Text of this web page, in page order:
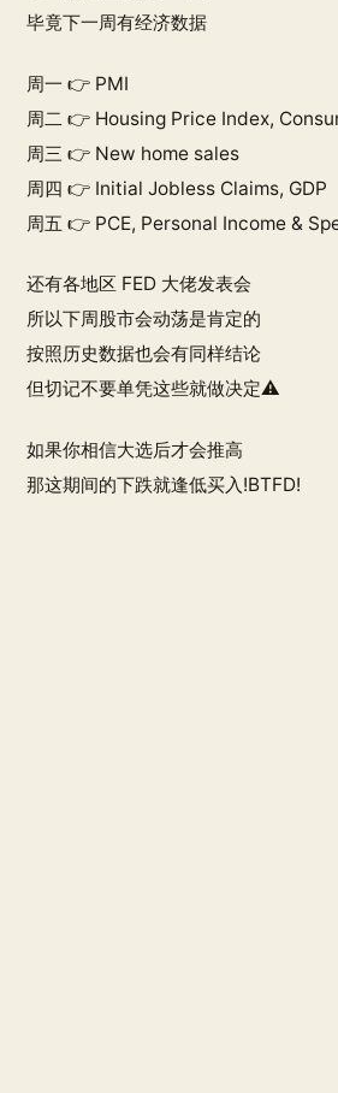
毕竟下一周有经济数据
周一 👉 PMI
周二 👉 Housing Price Index,
周三 👉 New home sales
周四 👉 Initial Jobless Claims, GDP
周五 👉 PCE, Personal Income &
还有各地区 FED 大佬发表会
所以下周股市会动荡是肯定的
按照历史数据也会有同样结论
但切记不要单凭这些就做决定⚠️
如果你相信大选后才会推高
那这期间的下跌就逢低买入!BTFD!